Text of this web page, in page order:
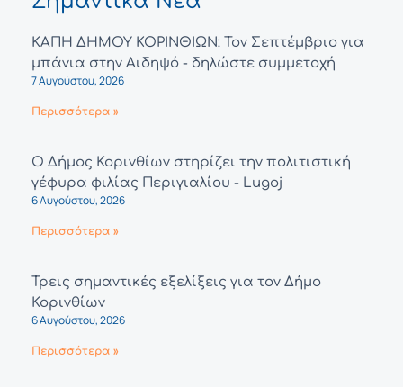
ΚΑΠΗ ΔΗΜΟΥ ΚΟΡΙΝΘΙΩΝ: Τον Σεπτέμβριο για
μπάνια στην Αιδηψό - δηλώστε συμμετοχή
7 Αυγούστου, 2026
Περισσότερα »
Ο Δήμος Κορινθίων στηρίζει την πολιτιστική
γέφυρα φιλίας Περιγιαλίου - Lugoj
6 Αυγούστου, 2026
Περισσότερα »
Τρεις σημαντικές εξελίξεις για τον Δήμο
Κορινθίων
6 Αυγούστου, 2026
Περισσότερα »